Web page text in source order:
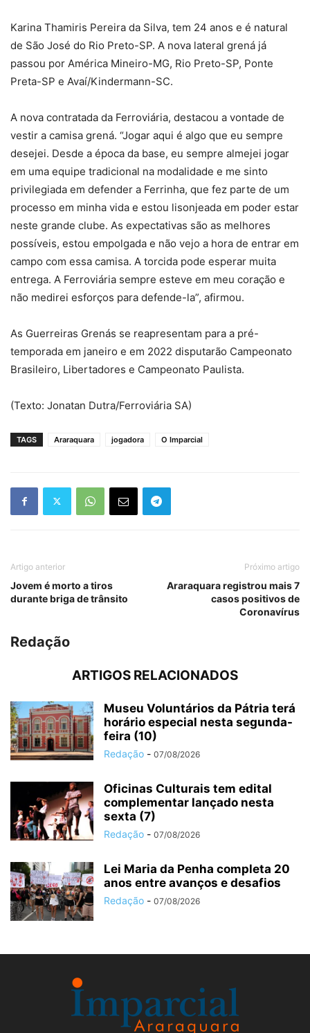
Karina Thamiris Pereira da Silva, tem 24 anos e é natural
de São José do Rio Preto-SP. A nova lateral grená já
passou por América Mineiro-MG, Rio Preto-SP, Ponte
Preta-SP e Avaí/Kindermann-SC.
A nova contratada da Ferroviária, destacou a vontade de
vestir a camisa grená. “Jogar aqui é algo que eu sempre
desejei. Desde a época da base, eu sempre almejei jogar
em uma equipe tradicional na modalidade e me sinto
privilegiada em defender a Ferrinha, que fez parte de um
processo em minha vida e estou lisonjeada em poder estar
neste grande clube. As expectativas são as melhores
possíveis, estou empolgada e não vejo a hora de entrar em
campo com essa camisa. A torcida pode esperar muita
entrega. A Ferroviária sempre esteve em meu coração e
não medirei esforços para defende-la”, afirmou.
As Guerreiras Grenás se reapresentam para a pré-
temporada em janeiro e em 2022 disputarão Campeonato
Brasileiro, Libertadores e Campeonato Paulista.
(Texto: Jonatan Dutra/Ferroviária SA)
TAGS Araraquara jogadora O Imparcial
Artigo anterior
Jovem é morto a tiros
durante briga de trânsito
Próximo artigo
Araraquara registrou mais 7
casos positivos de
Coronavírus
Redação
ARTIGOS RELACIONADOS
Museu Voluntários da Pátria terá
horário especial nesta segunda-
feira (10)
Redação - 07/08/2026
Oficinas Culturais tem edital
complementar lançado nesta
sexta (7)
Redação - 07/08/2026
Lei Maria da Penha completa 20
anos entre avanços e desafios
Redação - 07/08/2026